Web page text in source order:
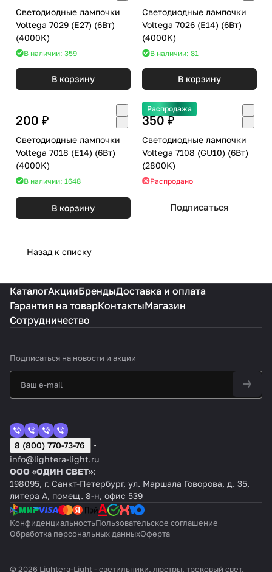
Светодиодные лампочки
Voltega 7029 (E27) (6Вт)
(4000K)
В наличии: 359
В корзину
Светодиодные лампочки
Voltega 7026 (E14) (6Вт)
(4000K)
В наличии: 81
В корзину
200 ₽
Светодиодные лампочки
Voltega 7018 (E14) (6Вт)
(4000K)
В наличии: 1648
В корзину
Распродажа
350 ₽
Светодиодные лампочки
Voltega 7108 (GU10) (6Вт)
(2800K)
Распродано
Подписаться
Назад к списку
КаталогАкцииБрендыДоставка и оплата
Гарантия на товарКонтактыМагазин
Сотрудничество
Подписаться на новости и акции
8 (800) 770-73-76
info@lightera-light.ru
ООО «ОДИН СВЕТ»:
198095, г. Санкт-Петербург, ул. Маршала Говорова, д. 35,
литера А, помещ. 8-н, офис 539
КонфиденциальностьПользовательское соглашение
Обработка персональных данныхОферта
© 2026 Lightera-Light - светильники, люстры, трековый свет,